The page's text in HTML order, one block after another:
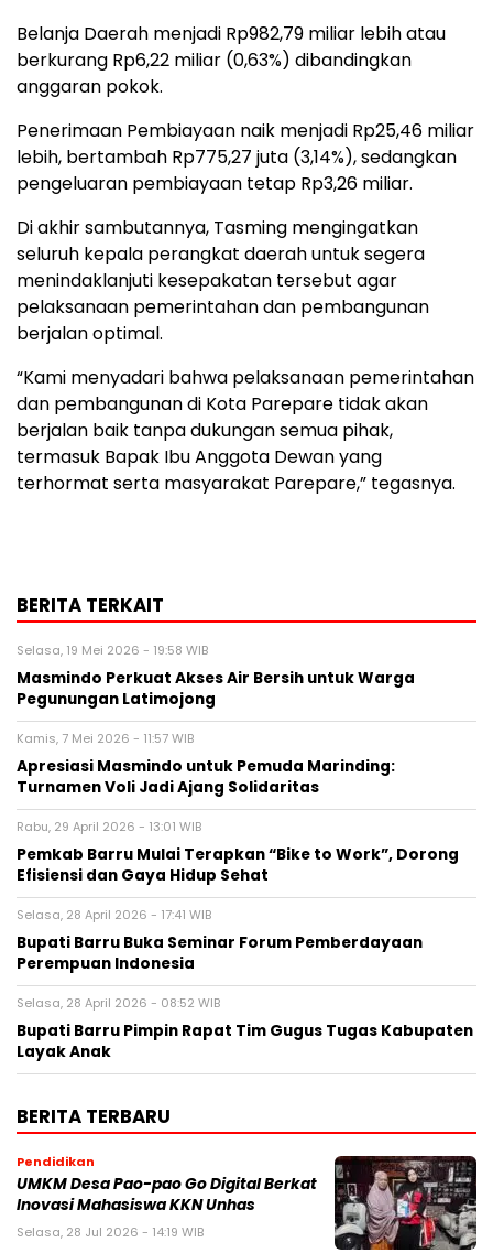
Belanja Daerah menjadi Rp982,79 miliar lebih atau
berkurang Rp6,22 miliar (0,63%) dibandingkan
anggaran pokok.
Penerimaan Pembiayaan naik menjadi Rp25,46 miliar
lebih, bertambah Rp775,27 juta (3,14%), sedangkan
pengeluaran pembiayaan tetap Rp3,26 miliar.
Di akhir sambutannya, Tasming mengingatkan
seluruh kepala perangkat daerah untuk segera
menindaklanjuti kesepakatan tersebut agar
pelaksanaan pemerintahan dan pembangunan
berjalan optimal.
“Kami menyadari bahwa pelaksanaan pemerintahan
dan pembangunan di Kota Parepare tidak akan
berjalan baik tanpa dukungan semua pihak,
termasuk Bapak Ibu Anggota Dewan yang
terhormat serta masyarakat Parepare,” tegasnya.
BERITA TERKAIT
Selasa, 19 Mei 2026 - 19:58 WIB
Masmindo Perkuat Akses Air Bersih untuk Warga
Pegunungan Latimojong
Kamis, 7 Mei 2026 - 11:57 WIB
Apresiasi Masmindo untuk Pemuda Marinding:
Turnamen Voli Jadi Ajang Solidaritas
Rabu, 29 April 2026 - 13:01 WIB
Pemkab Barru Mulai Terapkan “Bike to Work”, Dorong
Efisiensi dan Gaya Hidup Sehat
Selasa, 28 April 2026 - 17:41 WIB
Bupati Barru Buka Seminar Forum Pemberdayaan
Perempuan Indonesia
Selasa, 28 April 2026 - 08:52 WIB
Bupati Barru Pimpin Rapat Tim Gugus Tugas Kabupaten
Layak Anak
BERITA TERBARU
Pendidikan
UMKM Desa Pao-pao Go Digital Berkat
Inovasi Mahasiswa KKN Unhas
Selasa, 28 Jul 2026 - 14:19 WIB